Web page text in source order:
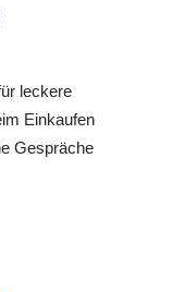
leckere
Einkaufen
Gespräche